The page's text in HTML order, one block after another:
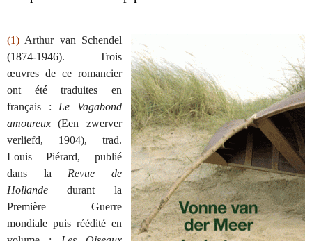
(1) Arthur van Schendel
(1874-1946). Trois
œuvres de ce romancier
ont été traduites en
français : Le Vagabond
amoureux (Een zwerver
verliefd, 1904), trad.
Louis Piérard, publié
dans la Revue de
Hollande durant la
Première Guerre
mondiale puis réédité en